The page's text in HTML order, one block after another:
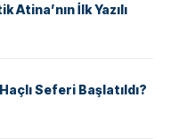
Atina’nın İlk Yazılı
Seferi Başlatıldı?